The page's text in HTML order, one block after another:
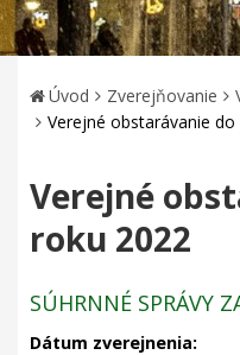
Úvod Zverejňovanie
Verejné obstarávanie
Verejné
roku 2022
SÚHRNNÉ SPRÁVY
Dátum zverejnenia: